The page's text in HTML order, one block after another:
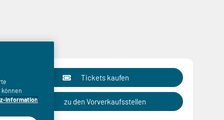
Tickets kaufen
zu den Vorverkaufsstellen
können
Information